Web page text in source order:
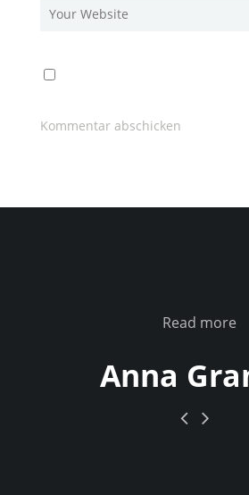
Read more
Anna